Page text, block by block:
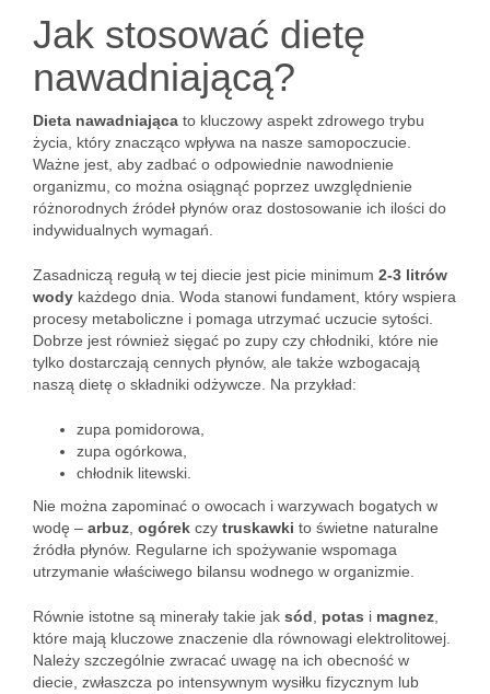
Jak stosować dietę
nawadniającą?
Dieta nawadniająca to kluczowy aspekt zdrowego trybu
życia, który znacząco wpływa na nasze samopoczucie.
Ważne jest, aby zadbać o odpowiednie nawodnienie
organizmu, co można osiągnąć poprzez uwzględnienie
różnorodnych źródeł płynów oraz dostosowanie ich ilości do
indywidualnych wymagań.
Zasadniczą regułą w tej diecie jest picie minimum 2-3 litrów
wody każdego dnia. Woda stanowi fundament, który wspiera
procesy metaboliczne i pomaga utrzymać uczucie sytości.
Dobrze jest również sięgać po zupy czy chłodniki, które nie
tylko dostarczają cennych płynów, ale także wzbogacają
naszą dietę o składniki odżywcze. Na przykład:
zupa pomidorowa,
zupa ogórkowa,
chłodnik litewski.
Nie można zapominać o owocach i warzywach bogatych w
wodę – arbuz ogórek czy truskawki to świetne naturalne
źródła płynów. Regularne ich spożywanie wspomaga
utrzymanie właściwego bilansu wodnego w organizmie.
Równie istotne są minerały takie jak sód potas i magnez
które mają kluczowe znaczenie dla równowagi elektrolitowej.
Należy szczególnie zwracać uwagę na ich obecność w
diecie, zwłaszcza po intensywnym wysiłku fizycznym lub